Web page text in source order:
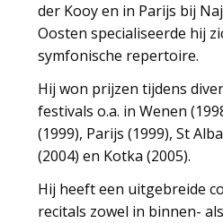
der Kooy en in Parijs bij
Oosten specialiseerde hij
symfonische repertoire.
Hij won prijzen tijdens
festivals o.a. in Wenen
(1999), Parijs (1999), St
(2004) en Kotka (2005).
Hij heeft een uitgebreide
recitals zowel in binnen-